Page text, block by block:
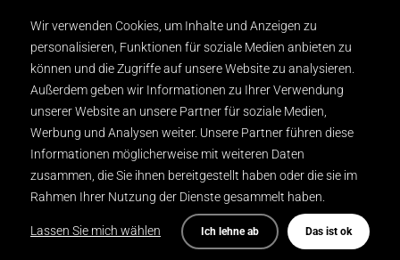
GRÖSSE 430 m
DESIGN PlanJ
FOTOGRAFIE Gunnar Mitzner
Wir verwenden Cookies, um Inhalte und Anzeigen zu
personalisieren, Funktionen für soziale Medien anbieten zu
können und die Zugriffe auf unsere Website zu analysieren.
Außerdem geben wir Informationen zu Ihrer Verwendung
unserer Website an unsere Partner für soziale Medien,
Werbung und Analysen weiter. Unsere Partner führen diese
Informationen möglicherweise mit weiteren Daten
zusammen, die Sie ihnen bereitgestellt haben oder die sie im
Rahmen Ihrer Nutzung der Dienste gesammelt haben.
Lassen Sie mich wählen Ich lehne ab Das ist ok